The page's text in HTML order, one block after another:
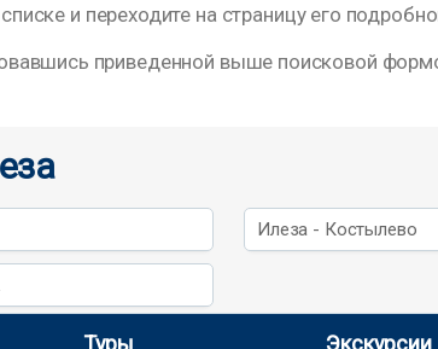
и переходите на страницу его
приведенной выше поисковой
Илеза - Костылево
Туры Экскурсии